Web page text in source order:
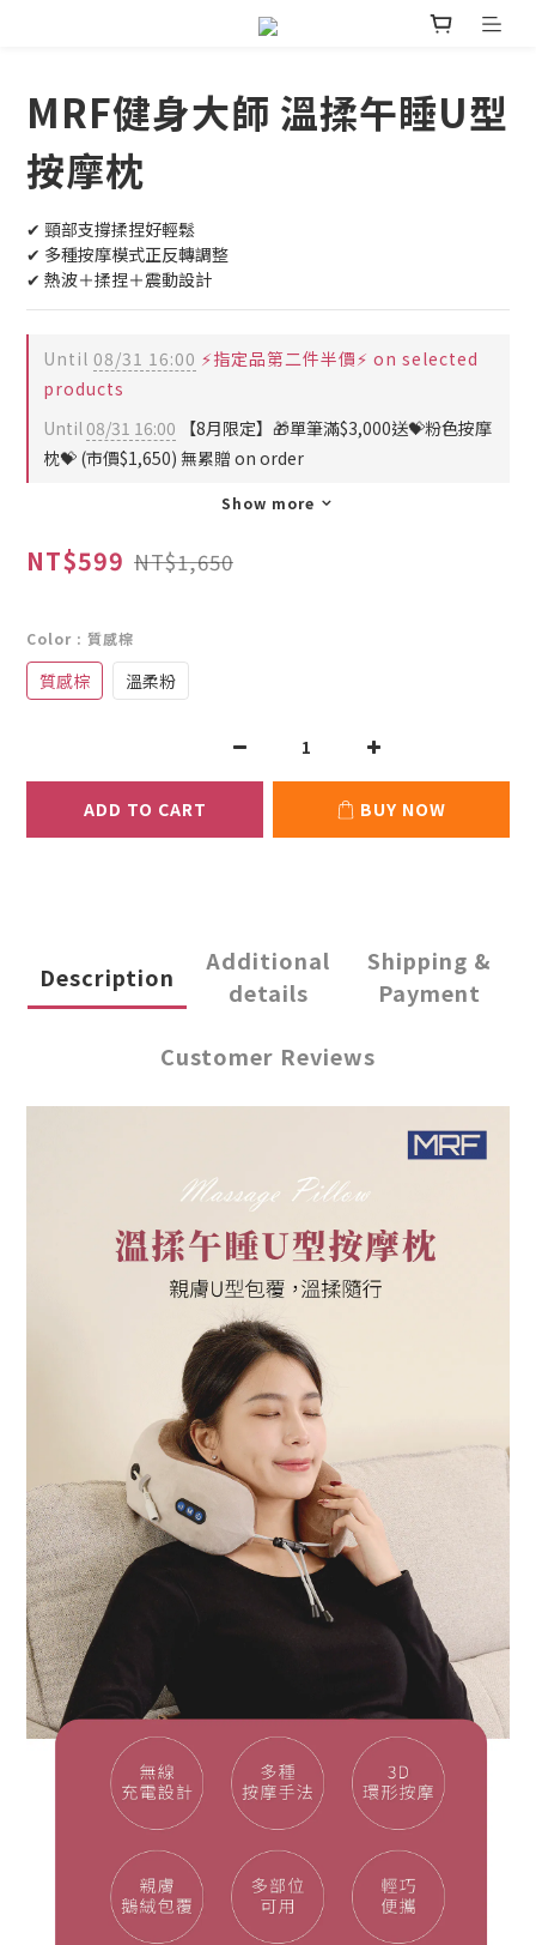
MRF健身大師 溫揉午睡U型
按摩枕
✔︎ 頸部支撐揉捏好輕鬆
✔︎ 多種按摩模式正反轉調整
✔︎ 熱波＋揉捏＋震動設計
Until 08/31 16:00 ⚡指定品第二件半價⚡ on selected
products
Until08/31 16:00 【8月限定】🎁單筆滿$3,000送💝粉色按摩
枕💝 (市價$1,650) 無累贈 on order
Show more
NT$599 NT$1,650
Color : 質感棕
質感棕 溫柔粉
ADD TO CART BUY NOW
Description
Additional
details
Shipping &
Payment
Customer Reviews